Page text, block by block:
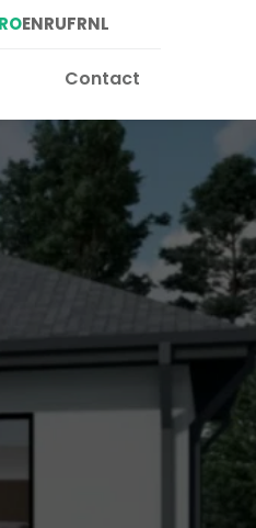
ROENRUFRNL
Contact